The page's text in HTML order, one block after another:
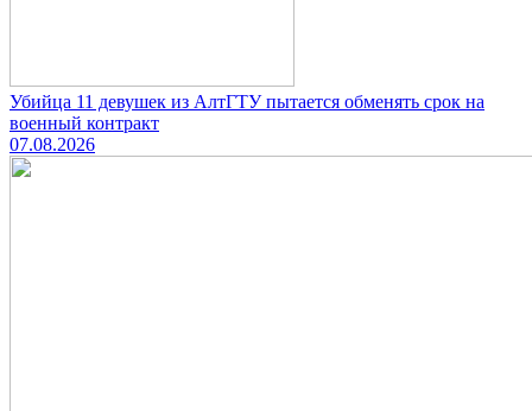
Убийца 11 девушек из АлтГТУ пытается обменять срок на
военный контракт
07.08.2026